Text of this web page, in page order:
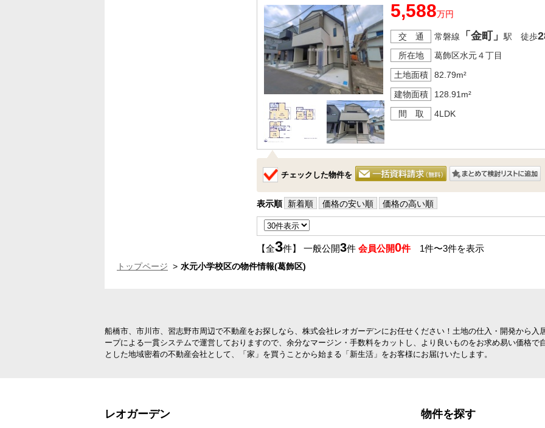
5,588万円
交 通 常磐線 「金町」駅 徒歩
所在地
葛飾区水元４丁目
土地面積
82.79m²
建物面積
128.91m²
間 取
4LDK
チェックした物件を
表示順 新着順 価格の安い順 価格の高い順
【全3件】 一般公開3件 会員公開0件1件〜3件を表示
トップページ 水元小学校区の物件情報(葛飾区)
船橋市、市川市、習志野市周辺で不動産をお探しなら、株式会社レオガーデンにお任せください！土地の仕入・開発から入
ープによる一貫システムで運営しておりますので、余分なマージン・手数料をカットし、より良いものをお求め易い価格
とした地域密着の不動産会社として、「家」を買うことから始まる「新生活」をお客様にお届けいたします。
レオガーデン 物件を探す